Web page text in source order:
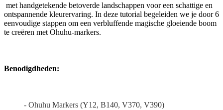
met handgetekende betoverde landschappen voor een schattige en
ontspannende kleurervaring. In deze tutorial begeleiden we je door 6
eenvoudige stappen om een verbluffende magische gloeiende boom
te creëren met Ohuhu-markers.
Benodigdheden:
- Ohuhu Markers (Y12, B140, V370, V390)